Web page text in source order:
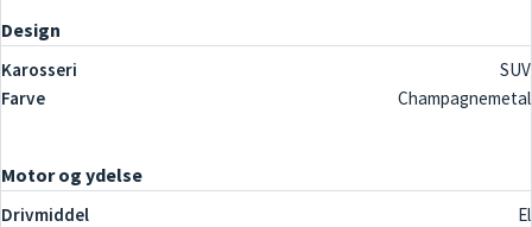
Design
Karosseri
SUV
Farve
Champagnemetal
Motor og ydelse
Drivmiddel
El